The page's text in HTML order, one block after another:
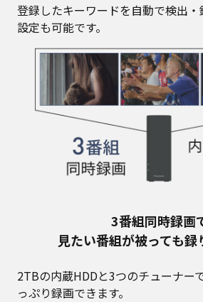
登録したキーワードを自動で検出
設定も可能です。
3番組同時録画
見たい番組が被っても録
2TBの内蔵HDDと3つのチューナー
っぷり録画できます。